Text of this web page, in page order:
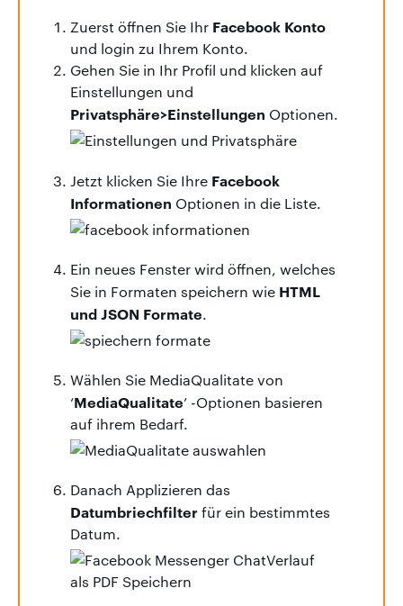
Zuerst öffnen Sie Ihr Facebook Konto
und login zu Ihrem Konto.
Gehen Sie in Ihr Profil und klicken auf
Einstellungen und
Privatsphäre>Einstellungen Optionen.
Jetzt klicken Sie Ihre Facebook
Informationen Optionen in die Liste.
Ein neues Fenster wird öffnen, welches
Sie in Formaten speichern wie HTML
und JSON Formate.
Wählen Sie MediaQualitate von
‘MediaQualitate’ -Optionen basieren
auf ihrem Bedarf.
Danach Applizieren das
Datumbriechfilterfür ein bestimmtes
Datum.